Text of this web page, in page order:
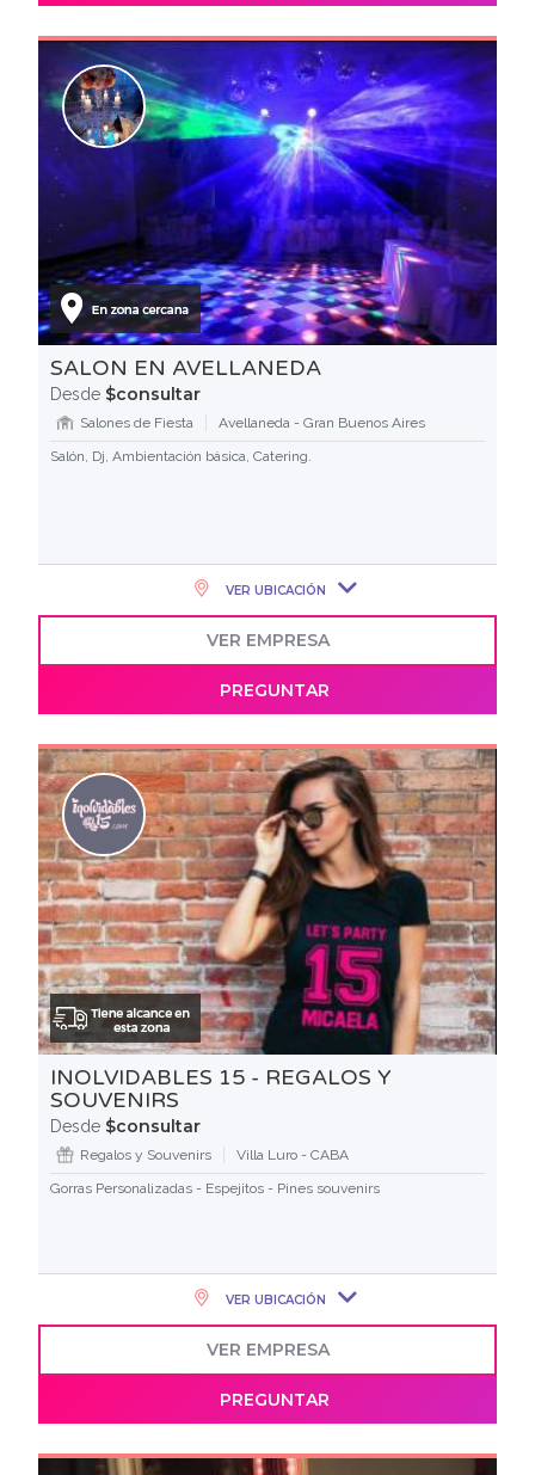
SALON EN AVELLANEDA
Desde $consultar
Salones de Fiesta
Avellaneda - Gran Buenos Aires
Salón, Dj, Ambientación básica, Catering.
VER UBICACIÓN
VER EMPRESA
PREGUNTAR
INOLVIDABLES 15 - REGALOS Y
SOUVENIRS
Desde $consultar
Regalos y Souvenirs
Villa Luro - CABA
Gorras Personalizadas - Espejitos - Pines souvenirs
VER UBICACIÓN
VER EMPRESA
PREGUNTAR